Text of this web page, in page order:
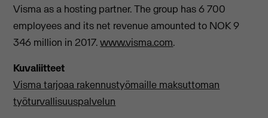
Visma as a hosting partner. The group has 6 700
employees and its net revenue amounted to NOK 9
346 million in 2017.www.visma.com.
Kuvaliitteet
Visma tarjoaa rakennustyömaille maksuttoman
työturvallisuuspalvelun